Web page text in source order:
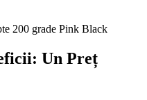
Un Preț